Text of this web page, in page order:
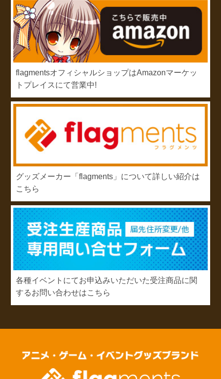
flagmentsオフィシャルショップはAmazonマーケッ
トプレイスにて営業中!
グッズメーカー「flagments」について詳しい紹介は
こちら
各種イベントにてお申込みいただいた受注商品に関
するお問い合わせはこちら